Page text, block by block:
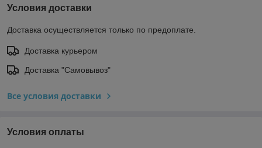
Условия доставки
Доставка осуществляется только по предоплате.
Доставка курьером
Доставка "Самовывоз"
Все условия доставки
Условия оплаты